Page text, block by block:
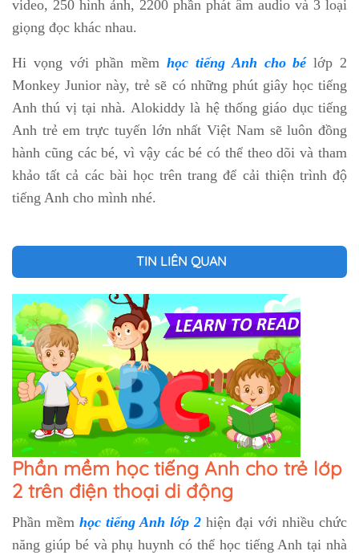
video, 250 hình ảnh, 2200 phần phát âm audio và 3 loại
giọng đọc khác nhau.
Hi vọng với phần mềmhọc tiếng Anh cho bélớp 2
Monkey Junior này, trẻ sẽ có những phút giây học tiếng
Anh thú vị tại nhà. Alokiddy là hệ thống giáo dục tiếng
Anh trẻ em trực tuyến lớn nhất Việt Nam sẽ luôn đồng
hành cũng các bé, vì vậy các bé có thể theo dõi và tham
khảo tất cả các bài học trên trang để cải thiện trình độ
tiếng Anh cho mình nhé.
TIN LIÊN QUAN
Phần mềm học tiếng Anh cho trẻ lớp
2 trên điện thoại di động
Phần mềm học tiếng Anh lớp 2 hiện đại với nhiều chức
năng giúp bé và phụ huynh có thể học tiếng Anh tại nhà